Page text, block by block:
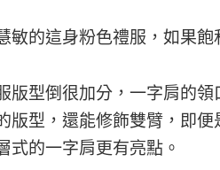
敏的這身粉色禮服，如果
版型倒很加分，一字肩的
版型，還能修飾雙臂，即
式的一字肩更有亮點。